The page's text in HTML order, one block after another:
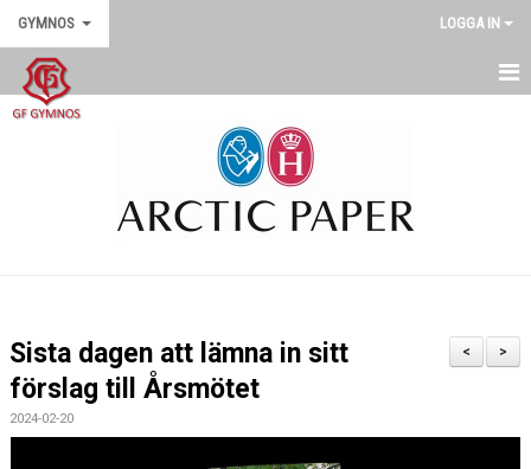
GYMNOS LOGGA IN
GYMNOS
>
<
Sista dagen att lämna in sitt
förslag till Årsmötet
2024-02-20